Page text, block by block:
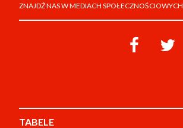
ZNAJDŹ NAS W MEDIACH SPOŁECZNOŚCIOWYCH
TABELE